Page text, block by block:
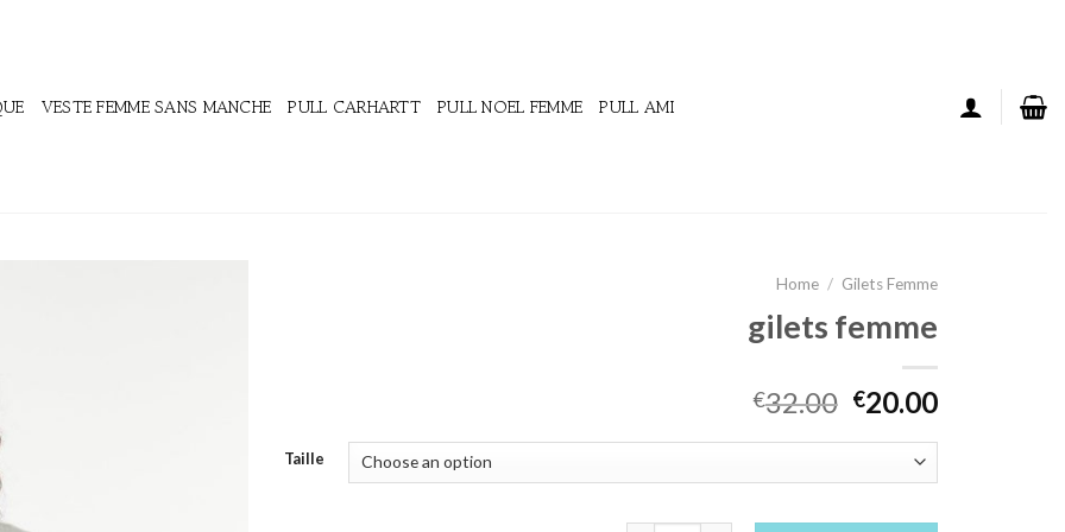
VESTE FEMME SANS MANCHE PULL CARHARTT PULL NOEL FEMME PULL AMI
Home / Gilets Femme
gilets femme
€32.00 €20.00
Taille